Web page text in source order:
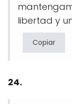
libertad y
Copiar
24.